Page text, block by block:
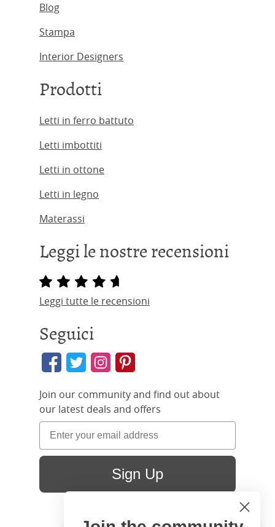
Blog
Stampa
Interior Designers
Prodotti
Letti in ferro battuto
Letti imbottiti
Letti in ottone
Letti in legno
Materassi
Leggi le nostre recensioni
Leggi tutte le recensioni
Seguici
Join our community and find out about
our latest deals and offers
Sign Up